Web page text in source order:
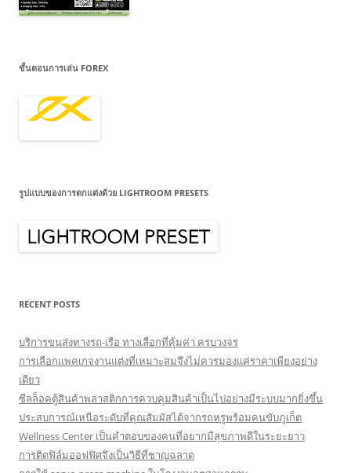
ขั้นตอนการเล่น FOREX
รูปแบบของการตกแต่งด้วย LIGHTROOM PRESETS
RECENT POSTS
บริการขนส่งทางรถ-เรือ ทางเลือกที่คุ้มค่า ครบวงจร
การเลือกแพคเกจงานแต่งที่เหมาะสมจึงไม่ควรมองแค่ราคาเพียงอย่าง
เดียว
ซีลล็อคตู้สินค้าพลาสติกการควบคุมสินค้าเป็นไปอย่างมีระบบมากยิ่งขึ้น
ประสบการณ์เหนือระดับที่คุณสัมผัสได้จากรถหรูพร้อมคนขับภูเก็ต
Wellness Center เป็นคำตอบของคนที่อยากมีสุขภาพดีในระยะยาว
การติดฟิล์มออฟฟิศจึงเป็นวิธีที่ชาญฉลาด